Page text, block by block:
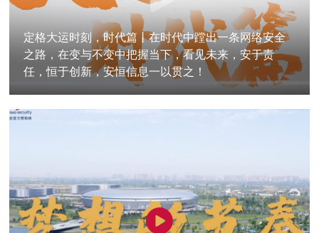
定格大运时刻，时代篇丨在时代中蹚出一条网络安全
之路，在变与不变中把握当下，看见未来，安于责
任，恒于创新，安恒信息一以贯之！